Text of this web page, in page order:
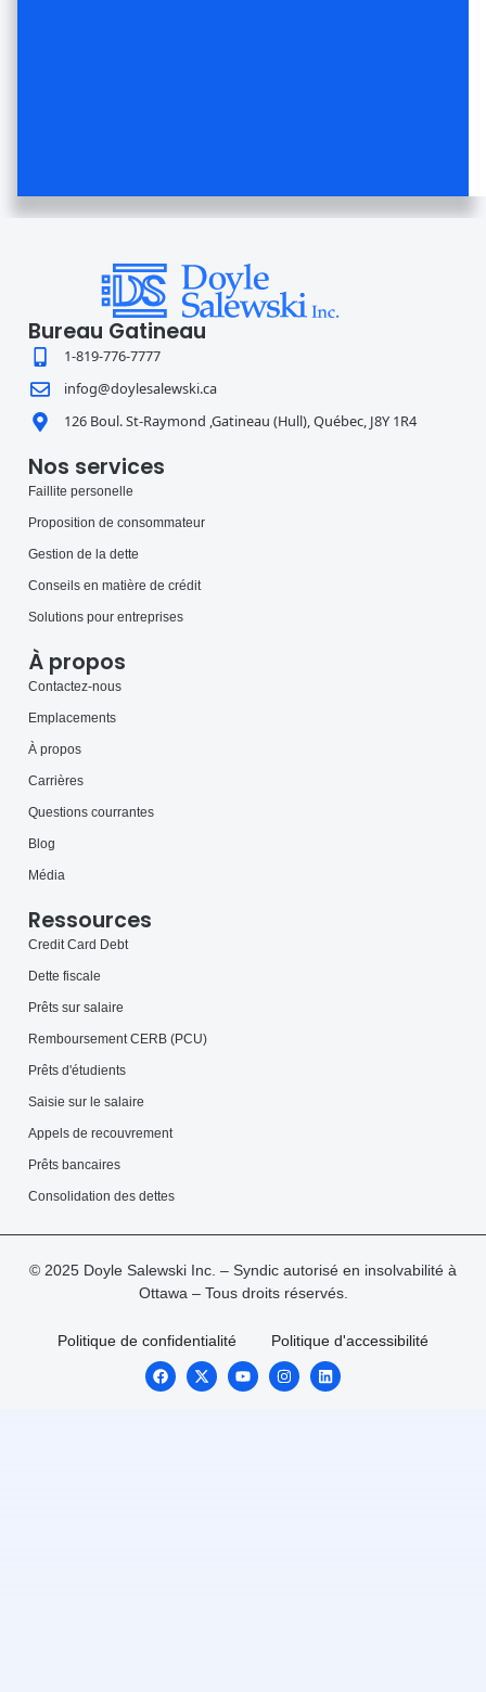
Bureau Gatineau
1-819-776-7777
infog@doylesalewski.ca
126 Boul. St-Raymond ,Gatineau (Hull), Québec, J8Y 1R4
Nos services
Faillite personelle
Proposition de consommateur
Gestion de la dette
Conseils en matière de crédit
Solutions pour entreprises
À propos
Contactez-nous
Emplacements
À propos
Carrières
Questions courrantes
Blog
Média
Ressources
Credit Card Debt
Dette fiscale
Prêts sur salaire
Remboursement CERB (PCU)
Prêts d'étudients
Saisie sur le salaire
Appels de recouvrement
Prêts bancaires
Consolidation des dettes
© 2025 Doyle Salewski Inc. – Syndic autorisé en insolvabilité à
Ottawa – Tous droits réservés.
Politique de confidentialité Politique d'accessibilité